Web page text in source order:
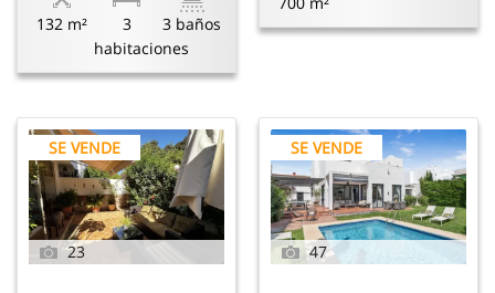
132 m²
3
habitaciones
3 baños
SE VENDE
23
SE VENDE
47